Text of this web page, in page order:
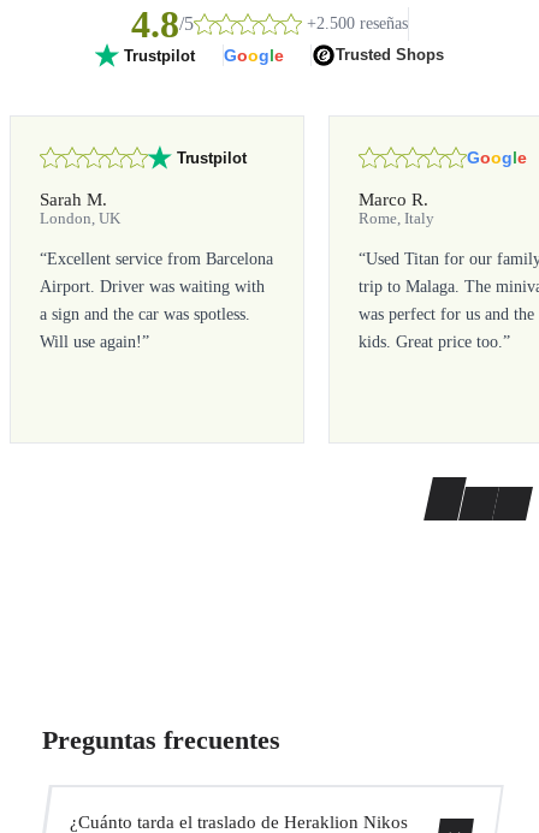
4.8/5 +2.500 reseñas
Trustpilot Google Trusted Shops
Trustpilot
Sarah M.
London, UK
“Excellent service from Barcelona
Airport. Driver was waiting with
a sign and the car was spotless.
Will use again!”
Google
Marco R.
Rome, Italy
“Used Titan for our
trip to Malaga. The
was perfect for us and the
kids. Great price too.”
Preguntas frecuentes
¿Cuánto tarda el traslado de Heraklion Nikos